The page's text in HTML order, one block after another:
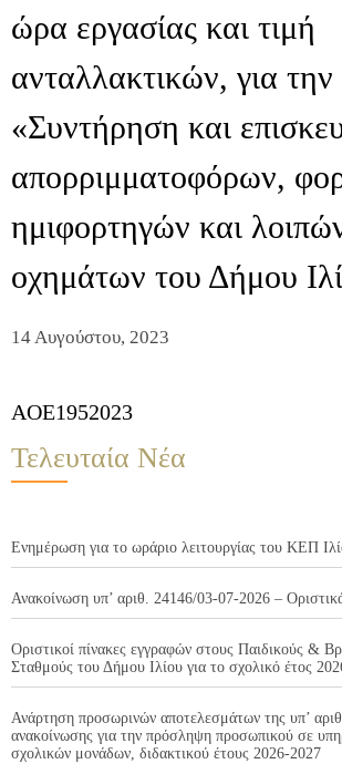
ώρα εργασίας και τιμή
ανταλλακτικών, για την
«Συντήρηση και
απορριμματοφόρων,
ημιφορτηγών και
οχημάτων του Δήμου
14 Αυγούστου, 2023
AOE1952023
Τελευταία Νέα
Ενημέρωση για το ωράριο λειτουργίας του ΚΕΠ
Ανακοίνωση υπ’ αριθ. 24146/03-07-2026 –
Οριστικοί πίνακες εγγραφών στους Παιδικούς &
Σταθμούς του Δήμου Ιλίου για το σχολικό έτος
Ανάρτηση προσωρινών αποτελεσμάτων της υπ’
ανακοίνωσης για την πρόσληψη προσωπικού σε
σχολικών μονάδων, διδακτικού έτους 2026-2027